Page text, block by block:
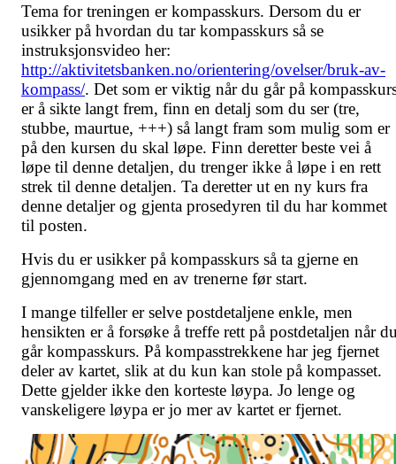
Tema for treningen er kompasskurs. Dersom du er
usikker på hvordan du tar kompasskurs så se
instruksjonsvideo her:
http://aktivitetsbanken.no/orientering/ovelser/bruk-av-
kompass/. Det som er viktig når du går på
er å sikte langt frem, finn en detalj som du ser (tre,
stubbe, maurtue, +++) så langt fram som mulig som er
på den kursen du skal løpe. Finn deretter beste vei å
løpe til denne detaljen, du trenger ikke å løpe i en rett
strek til denne detaljen. Ta deretter ut en ny kurs fra
denne detaljer og gjenta prosedyren til du har kommet
til posten.
Hvis du er usikker på kompasskurs så ta gjerne en
gjennomgang med en av trenerne før start.
I mange tilfeller er selve postdetaljene enkle, men
hensikten er å forsøke å treffe rett på postdetaljen når
går kompasskurs. På kompasstrekkene har jeg fjernet
deler av kartet, slik at du kun kan stole på kompasset.
Dette gjelder ikke den korteste løypa. Jo lenge og
vanskeligere løypa er jo mer av kartet er fjernet.